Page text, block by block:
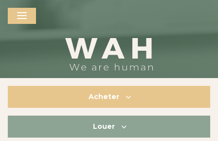
Acheter
Louer